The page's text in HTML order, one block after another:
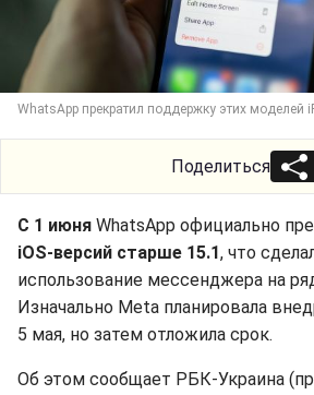
WhatsApp прекратил поддержку этих моделей
Поделиться
С 1 июня WhatsApp официально
iOS-версий старше 15.1, что
использование мессенджера на
Изначально Meta планировала
5 мая, но затем отложила срок.
Об этом сообщает РБК-Украина